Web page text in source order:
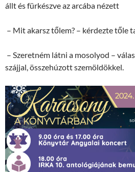
állt és fürkészve az arcába nézett
– Mit akarsz tőlem? – kérdezte tőle
– Szeretném látni a mosolyod –
szájjal, összehúzott szemöldökkel.